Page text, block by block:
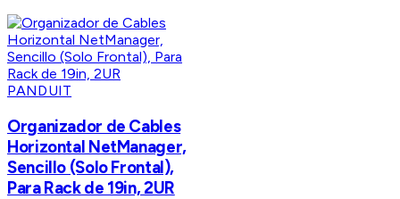
PANDUIT
Organizador de Cables
Horizontal NetManager,
Sencillo (Solo Frontal),
Para Rack de 19in, 2UR